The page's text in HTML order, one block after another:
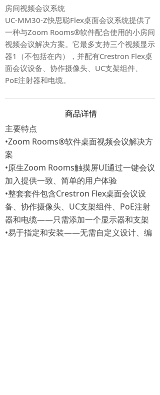
房间视频会议系统
UC-MM30-Z快思聪Flex桌面会议系统提供了
一种与Zoom Rooms®软件配合使用的小房间
视频会议解决方案。它最多支持三个视频显示
器1（不包括在内），并配有Crestron Flex桌
面会议设备、协作摄像头、UC支架组件、
PoE注射器和电缆。
商品详情
主要特点
•Zoom Rooms®软件桌面视频会议解决方
案
•原生Zoom Rooms触摸屏UI通过一键会议
加入提供一致、简单的用户体验
•整套套件包含Crestron Flex桌面会议设
备、协作摄像头、UC支架组件、PoE注射
器和电缆——只需添加一个显示器和支架
•易于指定和安装——无需自定义设计、编